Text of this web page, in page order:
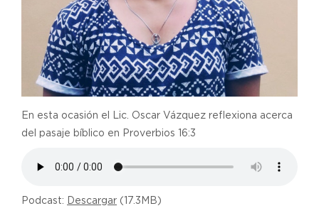
En esta ocasión el Lic. Oscar Vázquez reflexiona acerca
del pasaje bíblico en Proverbios 16:3
Podcast: Descargar (17.3MB)